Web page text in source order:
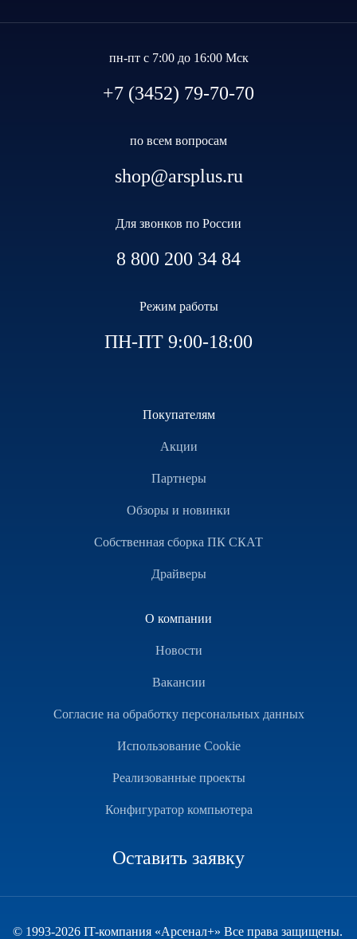
пн-пт с 7:00 до 16:00 Мск
+7 (3452) 79-70-70
по всем вопросам
shop@arsplus.ru
Для звонков по России
8 800 200 34 84
Режим работы
ПН-ПТ 9:00-18:00
Покупателям
Акции
Партнеры
Обзоры и новинки
Собственная сборка ПК СКАТ
Драйверы
О компании
Новости
Вакансии
Согласие на обработку персональных данных
Использование Cookie
Реализованные проекты
Конфигуратор компьютера
Оставить заявку
© 1993-2026 IT-компания «Арсенал+» Все права защищены.